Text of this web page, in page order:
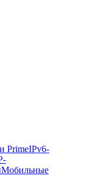
PrimeIPv6-
Мобильные